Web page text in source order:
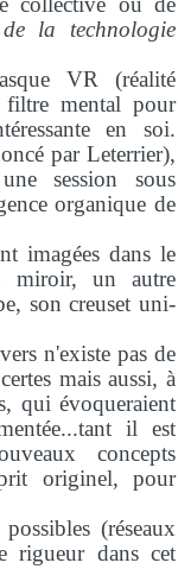
la technologie
VR (réalité
filtre mental pour
en soi.
par Leterrier),
session sous
organique de
imagées dans le
miroir, un autre
son creuset uni-
n'existe pas de
mais aussi, à
qui évoqueraient
il est
concepts
originel, pour
(réseaux
rigueur dans cet